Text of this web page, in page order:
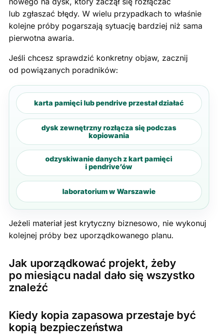
lub zgłaszać błędy. W wielu przypadkach to właśnie
kolejne próby pogarszają sytuację bardziej niż sama
pierwotna awaria.
Jeśli chcesz sprawdzić konkretny objaw, zacznij
od powiązanych poradników:
karta pamięci lub pendrive przestał działać
dysk zewnętrzny rozłącza się podczas
kopiowania
odzyskiwanie danych z kart pamięci
i pendrive’ów
laboratorium w Warszawie
Jeżeli materiał jest krytyczny biznesowo, nie wykonuj
kolejnej próby bez uporządkowanego planu.
Jak uporządkować projekt, żeby
po miesiącu nadal dało się wszystko
znaleźć
Kiedy kopia zapasowa przestaje być
kopią bezpieczeństwa